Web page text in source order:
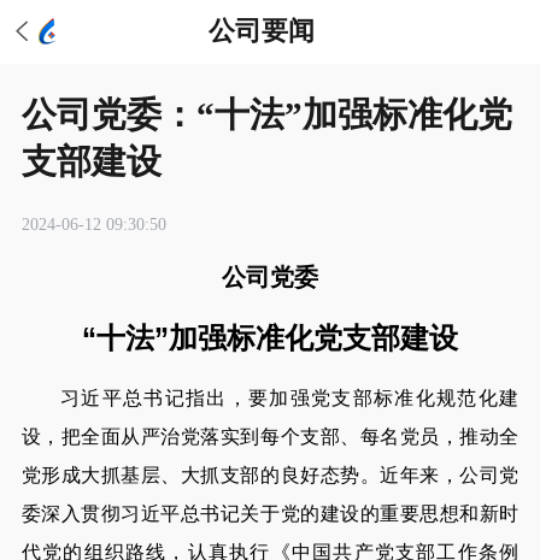
公司要闻
公司党委：“十法”加强标准化党
支部建设
2024-06-12 09:30:50
公司党委
“十法”加强标准化党支部建设
习近平总书记指出，要加强党支部标准化规范化建
设，把全面从严治党落实到每个支部、每名党员，推动全
党形成大抓基层、大抓支部的良好态势。近年来，公司党
委深入贯彻习近平总书记关于党的建设的重要思想和新时
代党的组织路线，认真执行《中国共产党支部工作条例